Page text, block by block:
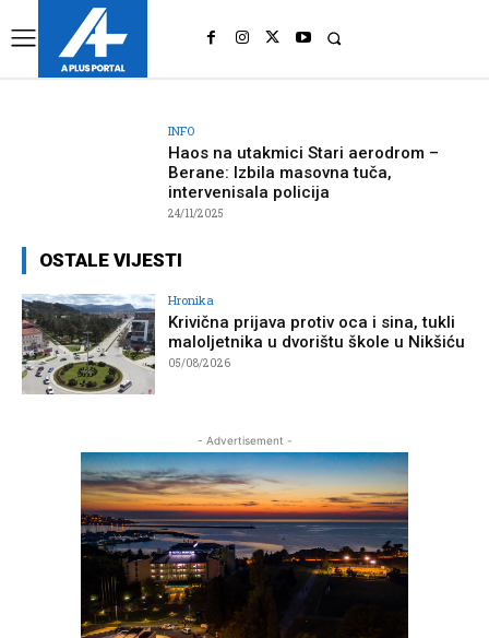
INFO
Haos na utakmici Stari aerodrom –
Berane: Izbila masovna tuča,
intervenisala policija
24/11/2025
OSTALE VIJESTI
Hronika
Krivična prijava protiv oca i sina, tukli
maloljetnika u dvorištu škole u Nikšiću
05/08/2026
- Advertisement -